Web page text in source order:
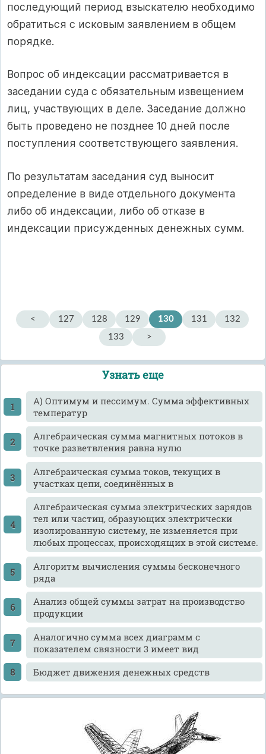
последующий период взыскателю необходимо
обратиться с исковым заявлением в общем
порядке.
Вопрос об индексации рассматривается в
заседании суда с обязательным извещением
лиц, участвующих в деле. Заседание должно
быть проведено не позднее 10 дней после
поступления соответствующего заявления.
По результатам заседания суд выносит
определение в виде отдельного документа
либо об индексации, либо об отказе в
индексации присужденных денежных сумм.
< 127 128 129 130 131
132
133
>
Узнать еще
А) Оптимум и пессимум. Сумма эффективных
температур
Алгебраическая сумма магнитных потоков в
точке разветвления равна нулю
Алгебраическая сумма токов, текущих в
участках цепи, соединённых в
Алгебраическая сумма электрических зарядов
тел или частиц, образующих электрически
изолированную систему, не изменяется при
любых процессах, происходящих в этой системе.
Алгоритм вычисления суммы бесконечного
ряда
Анализ общей суммы затрат на производство
продукции
Аналогично сумма всех диаграмм с
показателем связности 3 имеет вид
Бюджет движения денежных средств